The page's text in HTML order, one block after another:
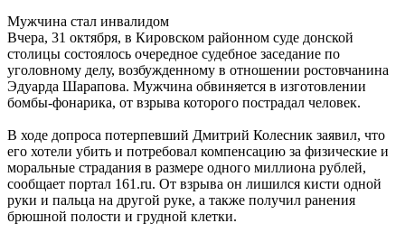
Мужчина стал инвалидом
Вчера, 31 октября, в Кировском районном суде донской
столицы состоялось очередное судебное заседание по
уголовному делу, возбужденному в отношении ростовчанина
Эдуарда Шарапова. Мужчина обвиняется в изготовлении
бомбы-фонарика, от взрыва которого пострадал человек.
В ходе допроса потерпевший Дмитрий Колесник заявил, что
его хотели убить и потребовал компенсацию за физические и
моральные страдания в размере одного миллиона рублей,
сообщает портал 161.ru. От взрыва он лишился кисти одной
руки и пальца на другой руке, а также получил ранения
брюшной полости и грудной клетки.